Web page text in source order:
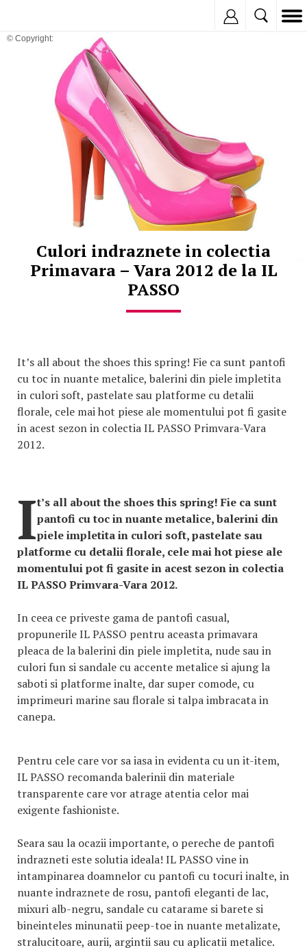
© Copyright:
Culori indraznete in colectia
Primavara – Vara 2012 de la IL
PASSO
It’s all about the shoes this spring! Fie ca sunt pantofi
cu toc in nuante metalice, balerini din piele impletita
in culori soft, pastelate sau platforme cu detalii
florale, cele mai hot piese ale momentului pot fi gasite
in acest sezon in colectia IL PASSO Primvara-Vara
2012.
It’s all about the shoes this spring! Fie ca sunt
pantofi cu toc in nuante metalice, balerini din
piele impletita in culori soft, pastelate sau
platforme cu detalii florale, cele mai hot piese ale
momentului pot fi gasite in acest sezon in colectia
IL PASSO Primvara-Vara 2012.
In ceea ce priveste gama de pantofi casual,
propunerile IL PASSO pentru aceasta primavara
pleaca de la balerini din piele impletita, nude sau in
culori fun si sandale cu accente metalice si ajung la
saboti si platforme inalte, dar super comode, cu
imprimeuri marine sau florale si talpa imbracata in
canepa.
Pentru cele care vor sa iasa in evidenta cu un it-item,
IL PASSO recomanda balerinii din materiale
transparente care vor atrage atentia celor mai
exigente fashioniste.
Seara sau la ocazii importante, o pereche de pantofi
indrazneti este solutia ideala! IL PASSO vine in
intampinarea doamnelor cu pantofi cu tocuri inalte, in
nuante indraznete de rosu, pantofi eleganti de lac,
mixuri alb-negru, sandale cu catarame si barete si
bineinteles minunatii peep-toe in nuante metalizate,
stralucitoare, aurii, argintii sau cu aplicatii metalice.